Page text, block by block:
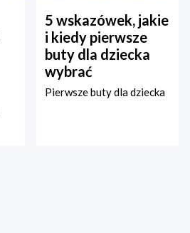
5 wskazówek, jakie
i kiedy pierwsze
buty dla dziecka
wybrać
Pierwsze buty dla dziecka